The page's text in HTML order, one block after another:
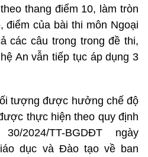
thang điểm 10, làm tròn
điểm của bài thi môn Ngoại
các câu trong trong đề thi,
An vẫn tiếp tục áp dụng 3
tượng được hưởng chế độ
thực hiện theo quy định
2024/TT-BGDĐT ngày
dục và Đào tạo về ban